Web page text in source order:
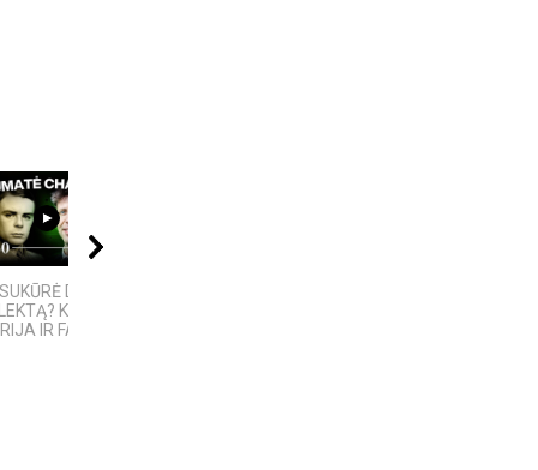
07:18
DIRBTINĮ
KILMĖS
IR FAKTAI